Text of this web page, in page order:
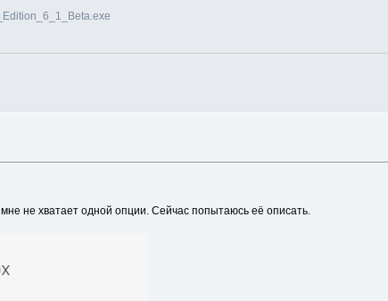
не хватает одной опции. Сейчас попытаюсь её описать.